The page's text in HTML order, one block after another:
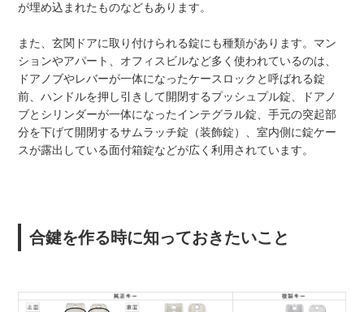
が埋め込まれたものなどもあります。
また、玄関ドアに取り付けられる錠にも種類があります。マン
ションやアパート、オフィスビルなど多く使われているのは、
ドアノブやレバーが一体になったケースロックと呼ばれる錠
前、ハンドルを押し引きして開閉するプッシュプル錠、ドアノ
ブとシリンダーが一体になったインテグラル錠、手元の突起部
分を下げて開閉するサムラッチ錠（装飾錠）、室内側に錠ケー
スが露出している面付箱錠などが広く利用されています。
合鍵を作る時に知っておきたいこと